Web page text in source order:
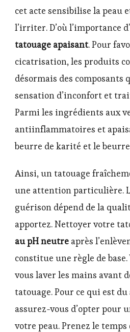
cet acte sensibilise la peau
l’irriter. D’où l’importance
tatouage apaisant. Pour
cicatrisation, les produits
désormais des composants
sensation d’inconfort et
Parmi les ingrédients aux
antiinflammatoires et
beurre de karité et le beurre
Ainsi, un tatouage
une attention particulière.
guérison dépend de la
apportez. Nettoyer votre
au pH neutre après
constitue une règle de
vous laver les mains avant
tatouage. Pour ce qui est
assurez-vous d’opter pour
votre peau. Prenez le